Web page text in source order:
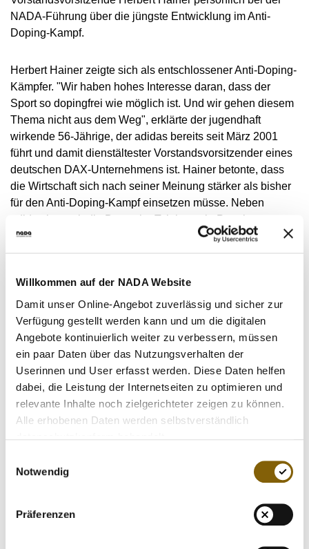
Willkommen auf der NADA Website
Damit unser Online-Angebot zuverlässig und sicher zur
Verfügung gestellt werden kann und um die digitalen
Angebote kontinuierlich weiter zu verbessern, müssen
ein paar Daten über das Nutzungsverhalten der
Userinnen und User erfasst werden. Diese Daten helfen
dabei, die Leistung der Internetseiten zu optimieren und
relevante Inhalte noch zielgerichteter zeigen zu können.
Alle erhobenen Daten werden selbstverständlich
Notwendig
Präferenzen
RESULTS MANAGEMENT
SPORT JURISDICTION
INTELLIGENCE AND INVESTIGATIONS
DATA PROTECTION
CORTISONE IN SPORT
TESTOSTERONE IN SPORTS
IMPORTANT CHANGES TO THE 2026
PROHIBITED LIST
OVERVIEW
ATHLETES
REGULATION FOR TESTING POOL ATHLETES
DIGITAL LIST OF PERMITTED
NADAMED
DOPING TRAPS
RESEARCH
OVERVIEW
PARTICIPANTS IN THE CONTROL PROCESS
OUT-OF-COMPETITION TESTING
TESTPOOLS
RISK GROUPS
WHEREABOUTS INFORMATION
ADAMS
MEDICATION CONTROLS FOR HORSES
TOGETHER AGAINST DOPING
TRAINING COURSES
OVERVIEW
MEDIA
BLOG
CALENDER
DOWNLOADS
SCIENTIFIC PUBLICATIONS
KNOWLEDGE CENTRE
FAQ
DIGITAL RESOURCES
NADA-Führung über die jüngste Entwicklung im Anti-
Doping-Kampf.
Herbert Hainer zeigte sich als entschlossener Anti-Doping-
Kämpfer. "Wir haben hohes Interesse daran, dass der
Sport so dopingfrei wie möglich ist. Und wir gehen diesem
Thema nicht aus dem Weg", erklärte der jugendhaft
wirkende 56-Jährige, der adidas bereits seit März 2001
führt und damit dienstältester Vorstandsvorsitzender eines
deutschen DAX-Unternehmens ist. Hainer betonte, dass
die Wirtschaft sich nach seiner Meinung stärker als bisher
für den Anti-Doping-Kampf einsetzen müsse. Neben
adidas ist auch die Deutsche Telekom ein Premiumpartner
der NADA.
Hölz äußerte seine Hoffnung, dass adidas mit seinem
vorbildlichen Engagement das Bewusstsein der
Sportsponsoren für die Notwendigkeit des Anti-Doping-
Kampfes erhöhe. "Es geht um die gesellschaftliche
Verantwortung für kommende Sportlergenerationen", sagte
Hölz. NADA-Geschäftsführer Dr. Göttrik Wewer betonte:
"Wir sind der Partner der sauberen Athleten und kämpfen
für ihre Chancengleichheit." An dieser Stelle hakte auch
adidas-Sportmarketingchef Riehl ein: "Die NADA liefert
Generalverdächtigungen wehren müssen."
Beeindruckt zeigten sich die NADA-Vorstandsmitglieder
bei einem Rundgang über das adidas-Firmengelände.